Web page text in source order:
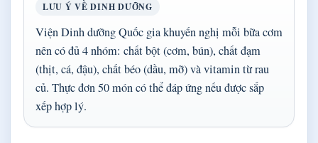
LƯU Ý VỀ DINH DƯỠNG
Viện Dinh dưỡng Quốc gia khuyến nghị mỗi bữa cơm
nên có đủ 4 nhóm: chất bột (cơm, bún), chất đạm
(thịt, cá, đậu), chất béo (dầu, mỡ) và vitamin từ rau
củ. Thực đơn 50 món có thể đáp ứng nếu được sắp
xếp hợp lý.